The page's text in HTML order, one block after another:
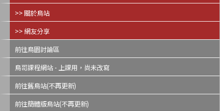
>> 關於鳥站
>> 網友分享
前往鳥園討論區
鳥哥課程網站 - 上課用，尚未改寫
前往舊鳥站(不再更新)
前往簡體版鳥站(不再更新)